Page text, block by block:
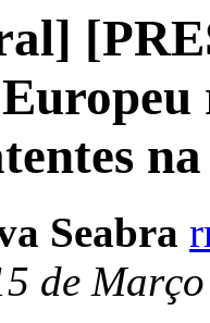
Seabra
de